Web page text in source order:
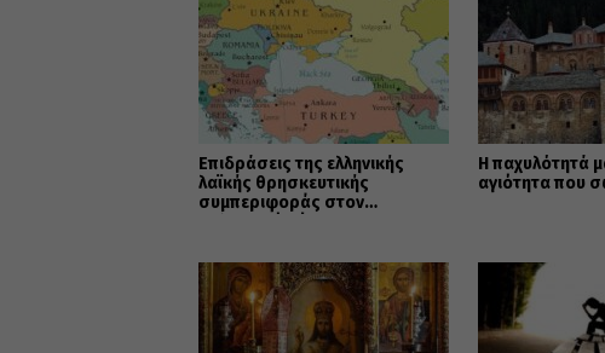
Επιδράσεις της ελληνικής
λαϊκής θρησκευτικής
συμπεριφοράς στον
Η παχυλότητά
αγιότητα που